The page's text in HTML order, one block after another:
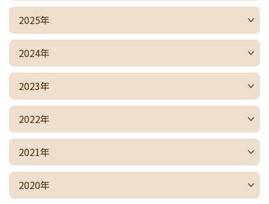
2025年
2024年
2023年
2022年
2021年
2020年